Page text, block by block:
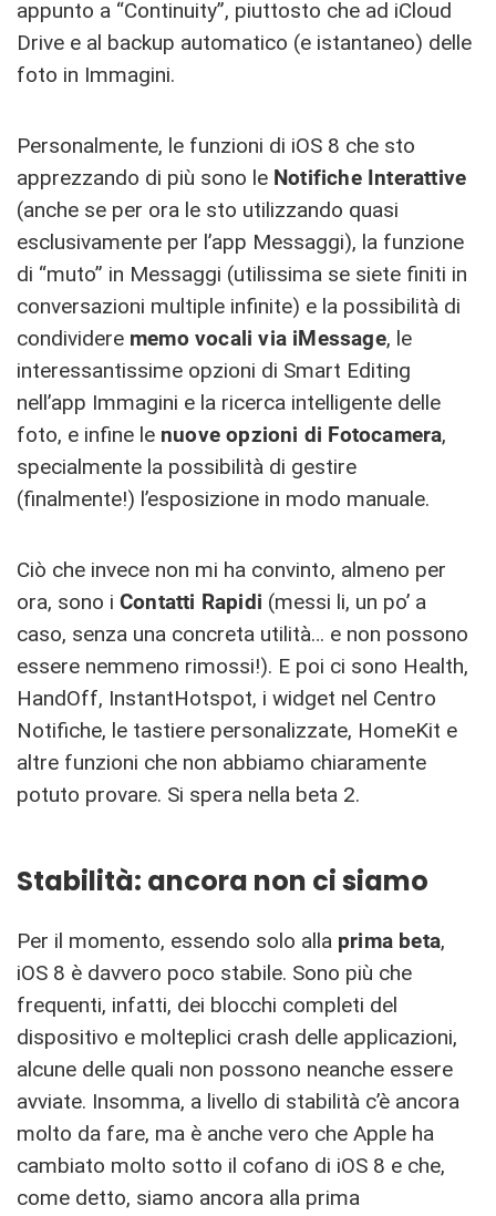
appunto a “Continuity”, piuttosto che ad iCloud
Drive e al backup automatico (e istantaneo) delle
foto in Immagini.
Personalmente, le funzioni di iOS 8 che sto
apprezzando di più sono le Notifiche Interattive
(anche se per ora le sto utilizzando quasi
esclusivamente per l’app Messaggi), la funzione
di “muto” in Messaggi (utilissima se siete finiti in
conversazioni multiple infinite) e la possibilità di
condividere memo vocali via iMessage, le
interessantissime opzioni di Smart Editing
nell’app Immagini e la ricerca intelligente delle
foto, e infine le nuove opzioni di Fotocamera,
specialmente la possibilità di gestire
(finalmente!) l’esposizione in modo manuale.
Ciò che invece non mi ha convinto, almeno per
ora, sono i Contatti Rapidi (messi li, un po’ a
caso, senza una concreta utilità… e non possono
essere nemmeno rimossi!). E poi ci sono Health,
HandOff, InstantHotspot, i widget nel Centro
Notifiche, le tastiere personalizzate, HomeKit e
altre funzioni che non abbiamo chiaramente
potuto provare. Si spera nella beta 2.
Stabilità: ancora non ci siamo
Per il momento, essendo solo alla prima beta,
iOS 8 è davvero poco stabile. Sono più che
frequenti, infatti, dei blocchi completi del
dispositivo e molteplici crash delle applicazioni,
alcune delle quali non possono neanche essere
avviate. Insomma, a livello di stabilità c’è ancora
molto da fare, ma è anche vero che Apple ha
cambiato molto sotto il cofano di iOS 8 e che,
come detto, siamo ancora alla prima